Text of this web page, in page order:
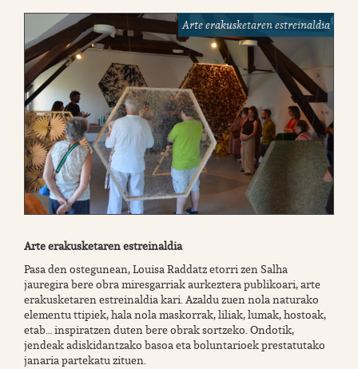
Arte erakusketaren estreinaldia
Arte erakusketaren estreinaldia
Pasa den ostegunean, Louisa Raddatz etorri zen Salha
jauregira bere obra miresgarriak aurkeztera publikoari, arte
erakusketaren estreinaldia kari. Azaldu zuen nola naturako
elementu ttipiek, hala nola maskorrak, liliak, lumak, hostoak,
etab… inspiratzen duten bere obrak sortzeko. Ondotik,
jendeak adiskidantzako basoa eta boluntarioek prestatutako
janaria partekatu zituen.